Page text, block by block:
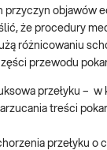
objawów
że procedury
różnicowaniu
przewodu
przełyku –
treści
przełyku o